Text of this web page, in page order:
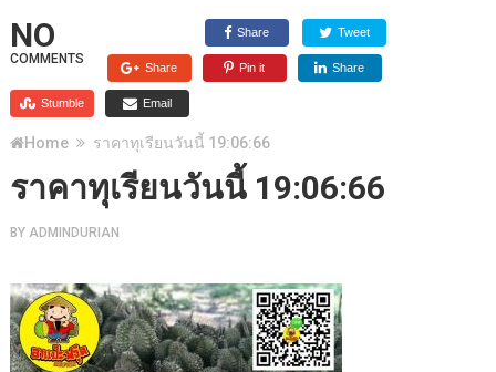
NO
COMMENTS
Share Tweet
Share Pin it Share
Stumble Email
Home ราคาทุเรียนวันนี้ 19:06:66
ราคาทุเรียนวันนี้ 19:06:66
BY ADMINDURIAN